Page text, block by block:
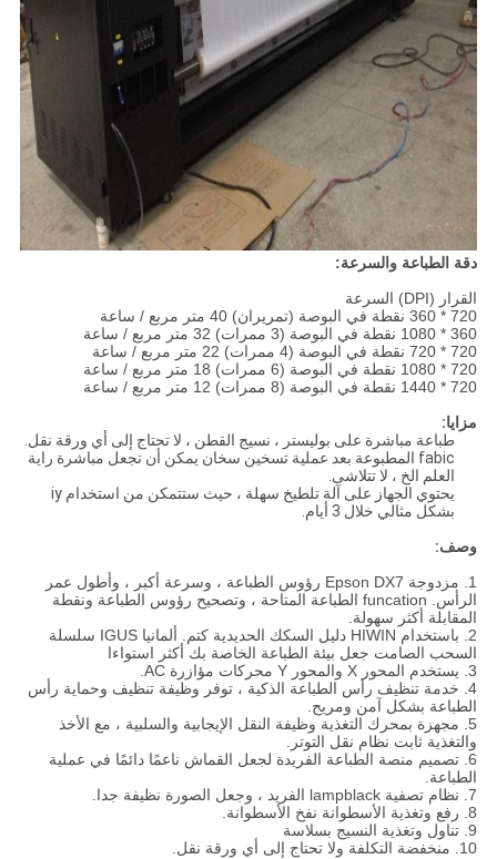
دقة الطباعة والسرعة:
القرار (DPI) السرعة
720 * 360 نقطة في البوصة (تمريران) 40 متر مربع / ساعة
360 * 1080 نقطة في البوصة (3 ممرات) 32 متر مربع / ساعة
720 * 720 نقطة في البوصة (4 ممرات) 22 متر مربع / ساعة
720 * 1080 نقطة في البوصة (6 ممرات) 18 متر مربع / ساعة
720 * 1440 نقطة في البوصة (8 ممرات) 12 متر مربع / ساعة
مزايا:
طباعة مباشرة على بوليستر ، نسيج القطن ، لا تحتاج إلى أي ورقة نقل.
fabic المطبوعة بعد عملية تسخين سخان يمكن أن تجعل مباشرة راية
العلم الخ ، لا تتلاشى.
يحتوي الجهاز على آلة تلطيخ سهلة ، حيث ستتمكن من استخدام iy
بشكل مثالي خلال 3 أيام.
وصف:
1. مزدوجة Epson DX7 رؤوس الطباعة ، وسرعة أكبر ، وأطول عمر
الرأس. funcation الطباعة المتاحة ، وتصحيح رؤوس الطباعة ونقطة
المقابلة أكثر سهولة.
2. باستخدام HIWIN دليل السكك الحديدية كتم. ألمانيا IGUS سلسلة
السحب الصامت جعل بيئة الطباعة الخاصة بك أكثر استواءا
3. يستخدم المحور X والمحور Y محركات مؤازرة AC.
4. خدمة تنظيف رأس الطباعة الذكية ، توفر وظيفة تنظيف وحماية رأس
الطباعة بشكل آمن ومريح.
5. مجهزة بمحرك التغذية وظيفة النقل الإيجابية والسلبية ، مع الأخذ
والتغذية ثابت نظام نقل التوتر.
6. تصميم منصة الطباعة الفريدة لجعل القماش ناعمًا دائمًا في عملية
الطباعة.
7. نظام تصفية lampblack الفريد ، وجعل الصورة نظيفة جدا.
8. رفع وتغذية الأسطوانة نفخ الأسطوانة.
9. تناول وتغذية النسيج بسلاسة
10. منخفضة التكلفة ولا تحتاج إلى أي ورقة نقل.